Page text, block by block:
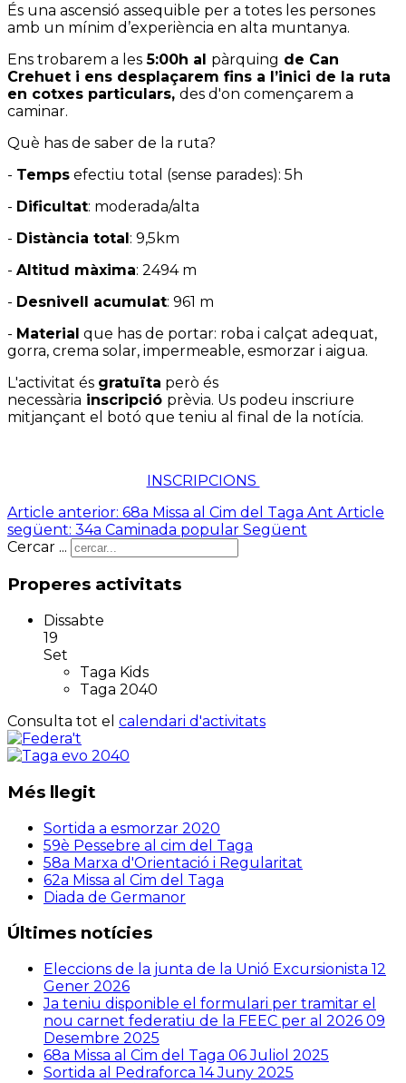
És una ascensió assequible per a totes les persones
amb un mínim d’experiència en alta muntanya.
Ens trobarem a les 5:00h al pàrquing de Can
Crehuet i ens desplaçarem fins a l’inici de la ruta
en cotxes particulars, des d'on començarem a
caminar.
Què has de saber de la ruta?
- Temps efectiu total (sense parades): 5h
- Dificultat: moderada/alta
- Distància total: 9,5km
- Altitud màxima: 2494 m
- Desnivell acumulat: 961 m
- Material que has de portar: roba i calçat adequat,
gorra, crema solar, impermeable, esmorzar i aigua.
L'activitat és gratuïta però és
necessària inscripció prèvia. Us podeu inscriure
mitjançant el botó que teniu al final de la notícia.
INSCRIPCIONS
Article anterior: 68a Missa al Cim del Taga Ant Article
següent: 34a Caminada popular Següent
Cercar ...
Properes activitats
Dissabte
19
Set
Taga Kids
Taga 2040
Consulta tot el calendari d'activitats
Més llegit
Sortida a esmorzar 2020
59è Pessebre al cim del Taga
58a Marxa d'Orientació i Regularitat
62a Missa al Cim del Taga
Diada de Germanor
Últimes notícies
Eleccions de la junta de la Unió Excursionista 12
Gener 2026
Ja teniu disponible el formulari per tramitar el
nou carnet federatiu de la FEEC per al 2026 09
Desembre 2025
68a Missa al Cim del Taga 06 Juliol 2025
Sortida al Pedraforca 14 Juny 2025